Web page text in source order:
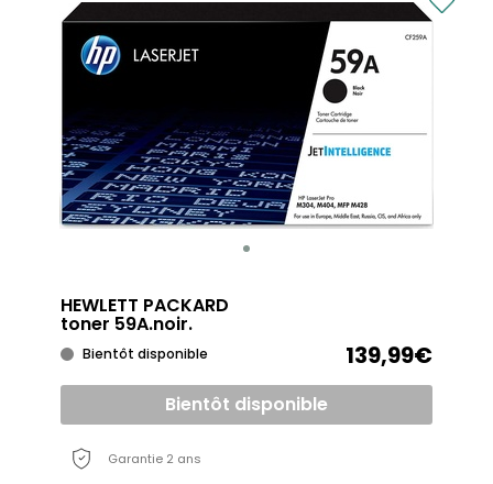
HEWLETT PACKARD
toner 59A.noir.
Bientôt disponible 139,99€
Bientôt disponible
Garantie 2 ans